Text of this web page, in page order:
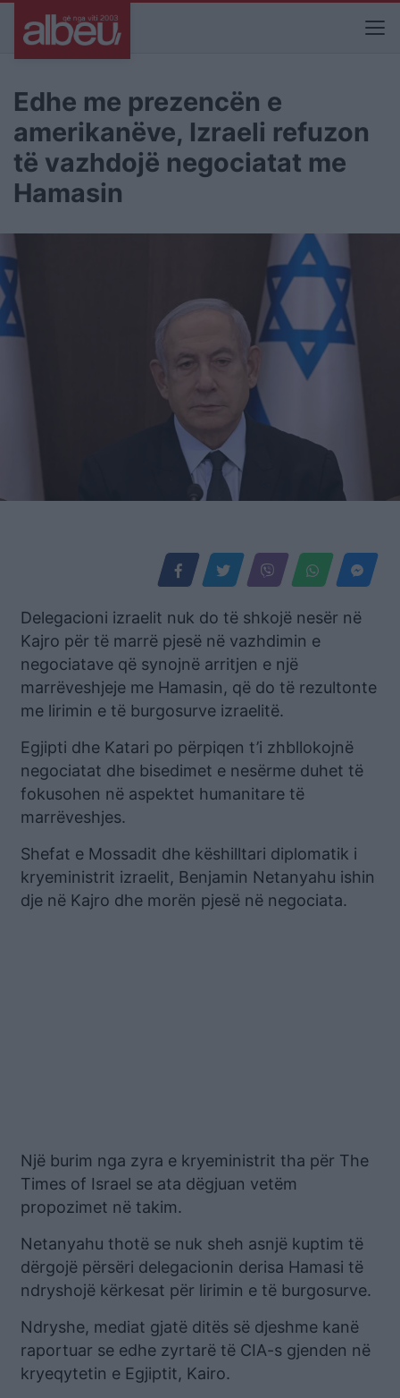
Edhe me prezencën e
amerikanëve, Izraeli refuzon
të vazhdojë negociatat me
Hamasin
Delegacioni izraelit nuk do të shkojë nesër në
Kajro për të marrë pjesë në vazhdimin e
negociatave që synojnë arritjen e një
marrëveshjeje me Hamasin, që do të rezultonte
me lirimin e të burgosurve izraelitë.
Egjipti dhe Katari po përpiqen t’i zhbllokojnë
negociatat dhe bisedimet e nesërme duhet të
fokusohen në aspektet humanitare të
marrëveshjes.
Shefat e Mossadit dhe këshilltari diplomatik i
kryeministrit izraelit, Benjamin Netanyahu ishin
dje në Kajro dhe morën pjesë në negociata.
Një burim nga zyra e kryeministrit tha për The
Times of Israel se ata dëgjuan vetëm
propozimet në takim.
Netanyahu thotë se nuk sheh asnjë kuptim të
dërgojë përsëri delegacionin derisa Hamasi të
ndryshojë kërkesat për lirimin e të burgosurve.
Ndryshe, mediat gjatë ditës së djeshme kanë
raportuar se edhe zyrtarë të CIA-s gjenden në
kryeqytetin e Egjiptit, Kairo.